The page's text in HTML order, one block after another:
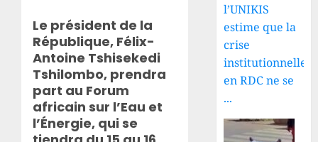
Le président de la
République, Félix-
Antoine Tshisekedi
Tshilombo, prendra
part au Forum
africain sur l’Eau et
l’Énergie, qui se
l’UNIKIS
estime que la
crise
institutionnelle
en RDC ne se
...